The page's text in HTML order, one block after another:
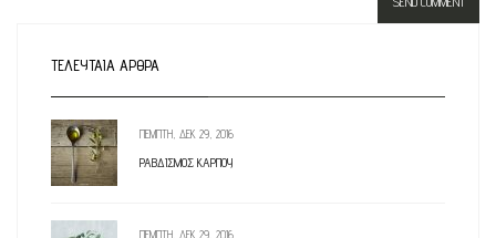
ΤΕΛΕΥΤΑΊΑ ΆΡΘΡΑ
ΠΈΜΠΤΗ, ΔΕΚ 29, 2016
ΡΑΒΔΙΣΜΌΣ ΚΑΡΠΟΎ
ΠΈΜΠΤΗ, ΔΕΚ 29, 2016